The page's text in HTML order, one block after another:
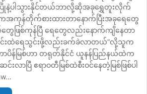
ပြိုနဲ့ပါသွားနိုင်တယ်ဘာလို့ဆိုအခုရွှေတူးလိုက်
ကုန်တိုက်စားထားတာနောက်ပြီးအခုရေတွေ
ဖြစ်ကုန်ပြီ ရေတွေလည်းနောက်ကျိနေတာ
းထဲရေသွင်းဖို့လည်းခက်ခဲလာတယ်”လို့သူက
တာပိန်မြစ်ဟာ တရုတ်နိုင်ငံ ယူနန်ပြည်နယ်ထဲက
ဆင်းလာပြီ ဧရာဝတီမြစ်ထဲစီးဝင်နေတဲ့မြစ်ဖြစ်ပါ